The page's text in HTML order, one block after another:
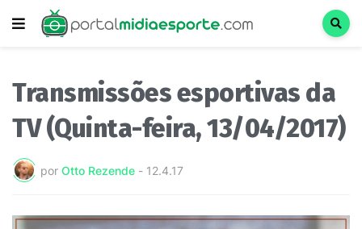
Transmissões esportivas da
TV (Quinta-feira, 13/04/2017)
por Otto Rezende - 12.4.17